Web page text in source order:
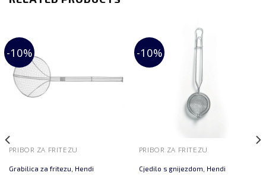
-10%
PRIBOR ZA FRITEZU
Grabilica za fritezu, Hendi
-10%
PRIBOR ZA FRITEZU
Cjedilo s gnijezdom, Hendi